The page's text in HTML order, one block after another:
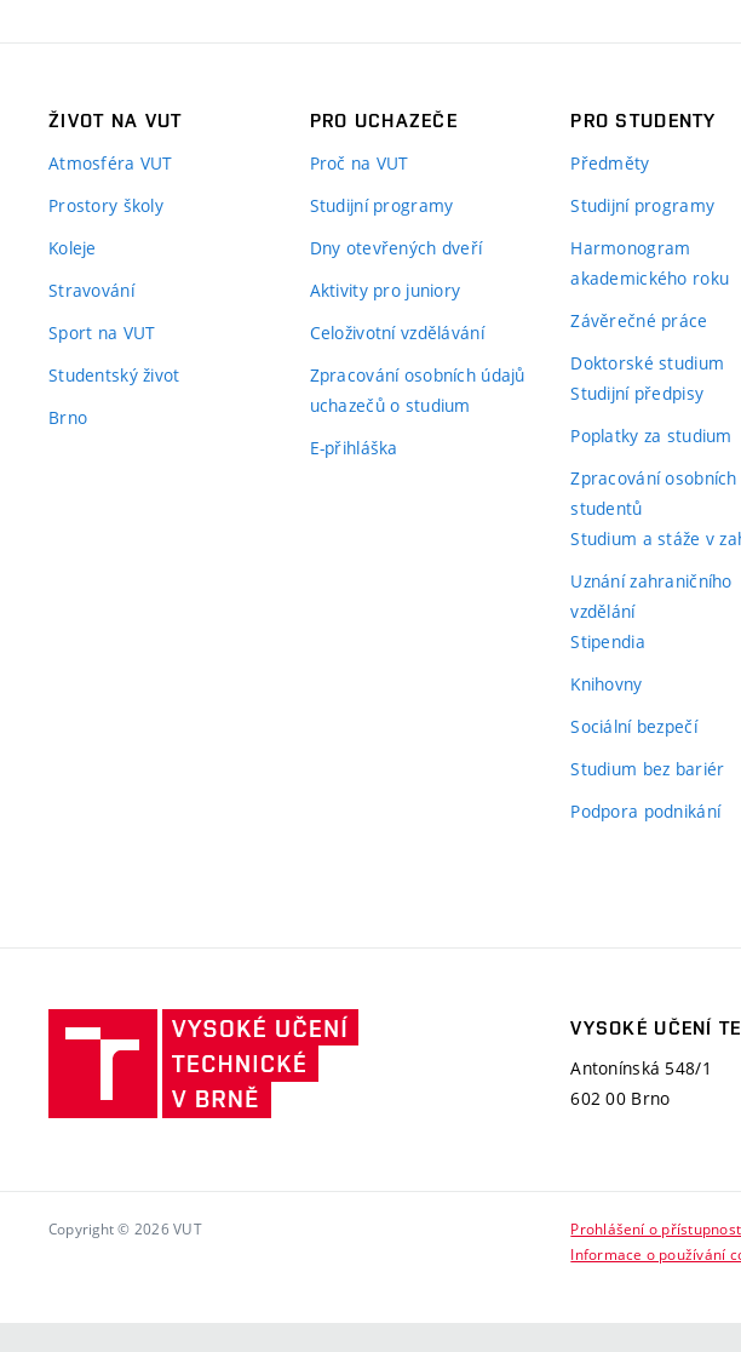
ŽIVOT NA VUT
Atmosféra VUT
Prostory školy
Koleje
Stravování
Sport na VUT
Studentský život
Brno
PRO UCHAZEČE
Proč na VUT
Studijní programy
Dny otevřených dveří
Aktivity pro juniory
Celoživotní vzdělávání
Zpracování osobních údajů
uchazečů o studium
E-přihláška
PRO STUDENTY
Předměty
Studijní programy
Harmonogram
akademického roku
Závěrečné práce
Doktorské studium
Studijní předpisy
Poplatky za studium
Zpracování
studentů
Studium a stáže v
Uznání zahraničního
vzdělání
Stipendia
Knihovny(externí
Sociální bezpečí
Studium bez bariér
Podpora podnikání
učení
VYSOKÉ UČENÍ
Antonínská 548/1
602 00 Brno
Copyright © 2026 VUT
Prohlášení o
Informace o používání